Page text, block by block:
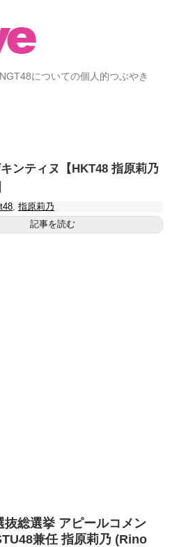
についての個人的つぶやき
ンティヌ【HKT48 指原莉乃
,指原莉乃
記事を読む
総選挙 アピールコメン
兼任 指原莉乃 (Rino